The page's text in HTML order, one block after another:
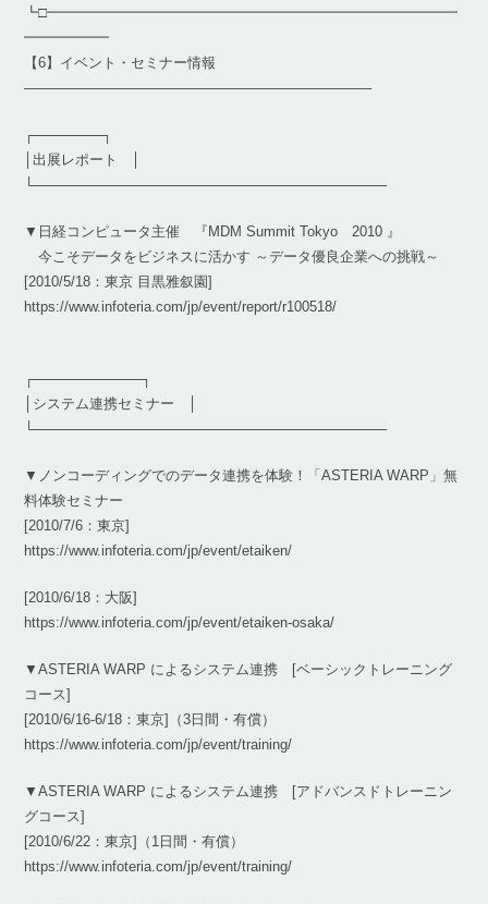
┗□━━━━━━━━━━━━━━━━━━━━━━━━━━━━━
━━━━━━
【6】イベント・セミナー情報
————————————————————————–
┌───────┐
│出展レポート │
└────────────────────────────────────
▼日経コンピュータ主催 『MDM Summit Tokyo 2010 』
今こそデータをビジネスに活かす ～データ優良企業への挑戦～
[2010/5/18：東京 目黒雅叙園]
https://www.infoteria.com/jp/event/report/r100518/
┌───────────┐
│システム連携セミナー │
└────────────────────────────────────
▼ノンコーディングでのデータ連携を体験！「ASTERIA WARP」無
料体験セミナー
[2010/7/6：東京]
https://www.infoteria.com/jp/event/etaiken/
[2010/6/18：大阪]
https://www.infoteria.com/jp/event/etaiken-osaka/
▼ASTERIA WARP によるシステム連携 [ベーシックトレーニング
コース]
[2010/6/16-6/18：東京]（3日間・有償）
https://www.infoteria.com/jp/event/training/
▼ASTERIA WARP によるシステム連携 [アドバンスドトレーニン
グコース]
[2010/6/22：東京]（1日間・有償）
https://www.infoteria.com/jp/event/training/